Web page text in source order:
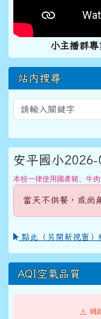
小主播群
站內搜尋
安平國小
本校一律使用國產豬、牛
當天不供餐，或尚
點此（另開新視窗）
AQI空氣品質
⚠️ 網